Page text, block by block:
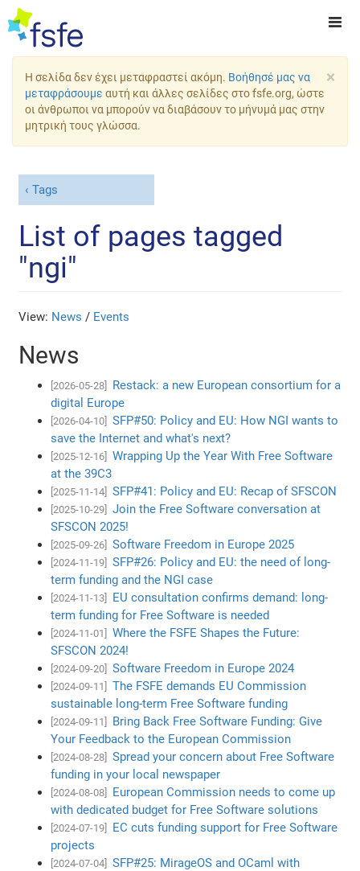
×
Η σελίδα δεν έχει μεταφραστεί ακόμη. Βοήθησέ μας να
μεταφράσουμε αυτή και άλλες σελίδες στο fsfe.org, ώστε
οι άνθρωποι να μπορούν να διαβάσουν το μήνυμά μας στην
μητρική τους γλώσσα.
Tags
List of pages tagged
"ngi"
View: News / Events
News
[2026-05-28]
Restack: a new European consortium for a
digital Europe
[2026-04-10]
SFP#50: Policy and EU: How NGI wants to
save the Internet and what's next?
[2025-12-16]
Wrapping Up the Year With Free Software
at the 39C3
[2025-11-14] SFP#41: Policy and EU: Recap of SFSCON
[2025-10-29]
Join the Free Software conversation at
SFSCON 2025!
[2025-09-26] Software Freedom in Europe 2025
[2024-11-19]
SFP#26: Policy and EU: the need of long-
term funding and the NGI case
[2024-11-13]
EU consultation confirms demand: long-
term funding for Free Software is needed
[2024-11-01]
Where the FSFE Shapes the Future:
SFSCON 2024!
[2024-09-20] Software Freedom in Europe 2024
[2024-09-11]
The FSFE demands EU Commission
sustainable long-term Free Software funding
[2024-09-11]
Bring Back Free Software Funding: Give
Your Feedback to the European Commission
[2024-08-28]
Spread your concern about Free Software
funding in your local newspaper
[2024-08-08]
European Commission needs to come up
with dedicated budget for Free Software solutions
[2024-07-19]
EC cuts funding support for Free Software
projects
[2024-07-04]
SFP#25: MirageOS and OCaml with